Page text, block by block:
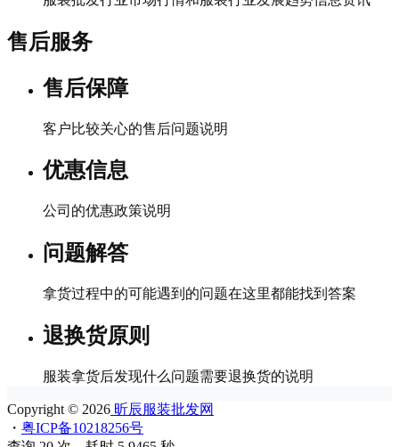
售后服务
售后保障
客户比较关心的售后问题说明
优惠信息
公司的优惠政策说明
问题解答
拿货过程中的可能遇到的问题在这里都能找到答案
退换货原则
服装拿货后发现什么问题需要退换货的说明
Copyright © 2026 昕辰服装批发网
・ 粤ICP备10218256号